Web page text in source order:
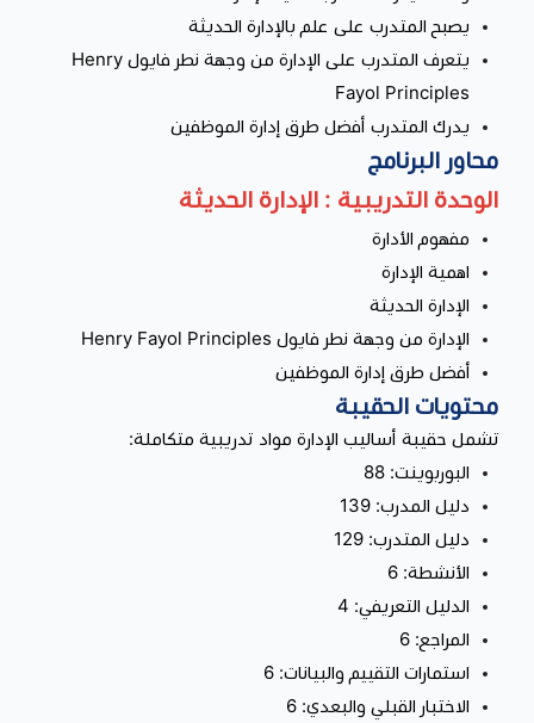
يصبح المتدرب على علم بالإدارة الحديثة
يتعرف المتدرب على الإدارة من وجهة نطر فايول Henry
Fayol Principles
يدرك المتدرب أفضل طرق إدارة الموظفين
محاور البرنامج
الوحدة التدريبية : الإدارة الحديثة
مفهوم الأدارة
اهمية الإدارة
الإدارة الحديثة
الإدارة من وجهة نطر فايول Henry Fayol Principles
أفضل طرق إدارة الموظفين
محتويات الحقيبة
تشمل حقيبة أساليب الإدارة مواد تدريبية متكاملة:
البوربوينت: 88
دليل المدرب: 139
دليل المتدرب: 129
الأنشطة: 6
الدليل التعريفي: 4
المراجع: 6
استمارات التقييم والبيانات: 6
الاختبار القبلي والبعدي: 6